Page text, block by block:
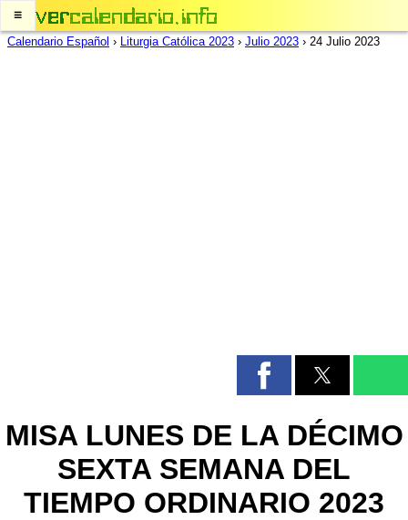
≡
Calendario Español › Liturgia Católica 2023 › Julio 2023 › 24 Julio 2023
MISA LUNES DE LA DÉCIMO
SEXTA SEMANA DEL
TIEMPO ORDINARIO 2023